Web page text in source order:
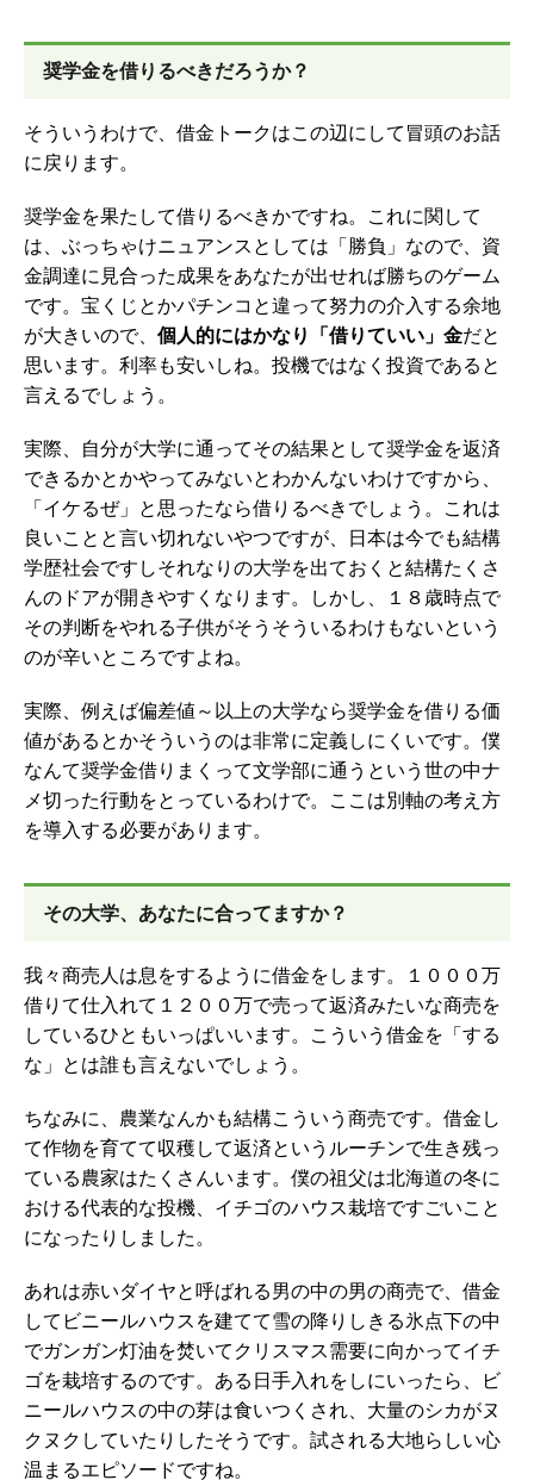
奨学金を借りるべきだろうか？
そういうわけで、借金トークはこの辺にして冒頭のお話
に戻ります。
奨学金を果たして借りるべきかですね。これに関して
は、ぶっちゃけニュアンスとしては「勝負」なので、資
金調達に見合った成果をあなたが出せれば勝ちのゲーム
です。宝くじとかパチンコと違って努力の介入する余地
が大きいので、 個人的にはかなり「借りていい」金だと
思います。利率も安いしね。投機ではなく投資であると
言えるでしょう。
実際、自分が大学に通ってその結果として奨学金を返済
できるかとかやってみないとわかんないわけですから、
「イケるぜ」と思ったなら借りるべきでしょう。これは
良いことと言い切れないやつですが、日本は今でも結構
学歴社会ですしそれなりの大学を出ておくと結構たくさ
んのドアが開きやすくなります。しかし、１８歳時点で
その判断をやれる子供がそうそういるわけもないという
のが辛いところですよね。
実際、例えば偏差値～以上の大学なら奨学金を借りる価
値があるとかそういうのは非常に定義しにくいです。僕
なんて奨学金借りまくって文学部に通うという世の中ナ
メ切った行動をとっているわけで。ここは別軸の考え方
を導入する必要があります。
その大学、あなたに合ってますか？
我々商売人は息をするように借金をします。１０００万
借りて仕入れて１２００万で売って返済みたいな商売を
しているひともいっぱいいます。こういう借金を「する
な」とは誰も言えないでしょう。
ちなみに、農業なんかも結構こういう商売です。借金し
て作物を育てて収穫して返済というルーチンで生き残っ
ている農家はたくさんいます。僕の祖父は北海道の冬に
おける代表的な投機、イチゴのハウス栽培ですごいこと
になったりしました。
あれは赤いダイヤと呼ばれる男の中の男の商売で、借金
してビニールハウスを建てて雪の降りしきる氷点下の中
でガンガン灯油を焚いてクリスマス需要に向かってイチ
ゴを栽培するのです。ある日手入れをしにいったら、ビ
ニールハウスの中の芽は食いつくされ、大量のシカがヌ
クヌクしていたりしたそうです。試される大地らしい心
温まるエピソードですね。